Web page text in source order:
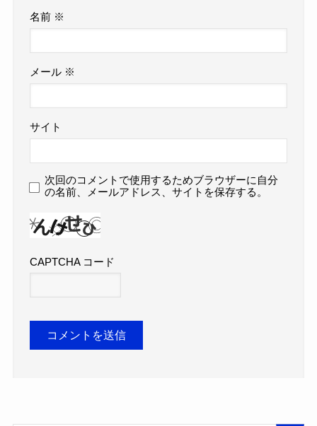
名前 ※
メール ※
サイト
次回のコメントで使用するためブラウザーに自分
の名前、メールアドレス、サイトを保存する。
CAPTCHA コード